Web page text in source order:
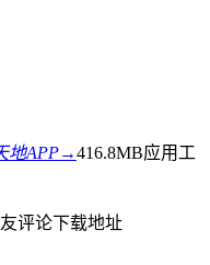
地APP→416.8MB应用工
评论下载地址